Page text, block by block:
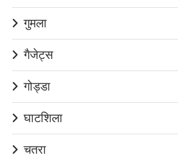
गुमला
गैजेट्स
गोड्डा
घाटशिला
चतरा